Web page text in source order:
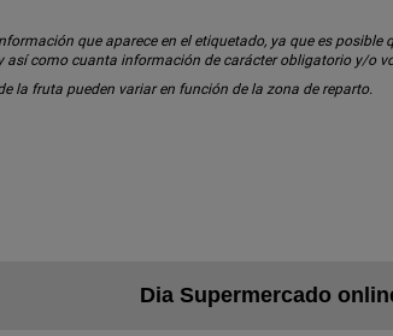
que aparece en el etiquetado, ya que es
como cuanta información de carácter obligatorio y/o
la fruta pueden variar en función de la zona de reparto.
Dia Supermercado